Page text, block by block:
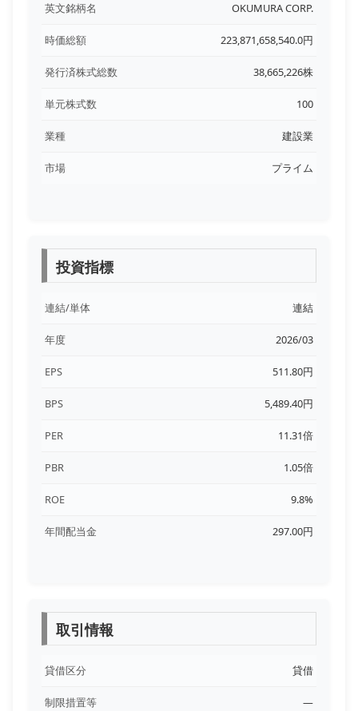
英文銘柄名 OKUMURA CORP.
時価総額 223,871,658,540.0円
発行済株式総数 38,665,226株
単元株式数 100
業種 建設業
市場 プライム
投資指標
連結/単体 連結
年度 2026/03
EPS 511.80円
BPS 5,489.40円
PER 11.31倍
PBR 1.05倍
ROE 9.8%
年間配当金 297.00円
取引情報
貸借区分 貸借
制限措置等 ―